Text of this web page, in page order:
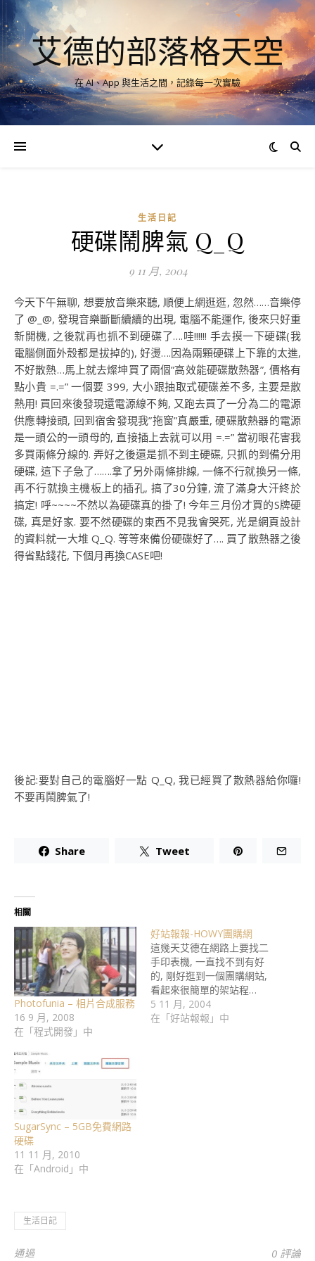
艾德的部落格天空
在 AI、App 與生活之間，記錄每一次實驗
生活日記
硬碟鬧脾氣 Q_Q
9 11 月, 2004
今天下午無聊, 想要放音樂來聽, 順便上網逛逛, 忽然……音樂停
了 @_@, 發現音樂斷斷續續的出現, 電腦不能運作, 後來只好重
新開機, 之後就再也抓不到硬碟了….哇!!!!!! 手去摸一下硬碟(我
電腦側面外殼都是拔掉的), 好燙….因為兩顆硬碟上下靠的太進,
不好散熱…馬上就去燦坤買了兩個”高效能硬碟散熱器”, 價格有
點小貴 =.=” 一個要 399, 大小跟抽取式硬碟差不多, 主要是散
熱用! 買回來後發現還電源線不夠, 又跑去買了一分為二的電源
供應轉接頭, 回到宿舍發現我”拖窗”真嚴重, 硬碟散熱器的電源
是一頭公的一頭母的, 直接插上去就可以用 =.=” 當初眼花害我
多買兩條分線的. 弄好之後還是抓不到主硬碟, 只抓的到備分用
硬碟, 這下子急了…….拿了另外兩條排線, 一條不行就換另一條,
再不行就換主機板上的插孔, 搞了30分鐘, 流了滿身大汗終於
搞定! 呼~~~~不然以為硬碟真的掛了! 今年三月份才買的S牌硬
碟, 真是好家. 要不然硬碟的東西不見我會哭死, 光是網頁設計
的資料就一大堆 Q_Q. 等等來備份硬碟好了…. 買了散熱器之後
得省點錢花, 下個月再換CASE吧!
後記:要對自己的電腦好一點 Q_Q, 我已經買了散熱器給你囉!
不要再鬧脾氣了!
Share Tweet
相關
Photofunia – 相片合成服務
16 9 月, 2008
在「程式開發」中
好站報報-HOWY團購網
這幾天艾德在網路上要找二
手印表機, 一直找不到有好
的, 剛好逛到一個團購網站,
看起來很簡單的架站程…
5 11 月, 2004
在「好站報報」中
SugarSync – 5GB免費網路
硬碟
11 11 月, 2010
在「Android」中
生活日記
通過 0 評論